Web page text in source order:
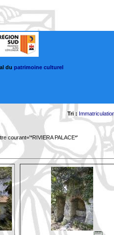
du patrimoine culturel
Tri :
courant='*RIVIERA PALACE*'